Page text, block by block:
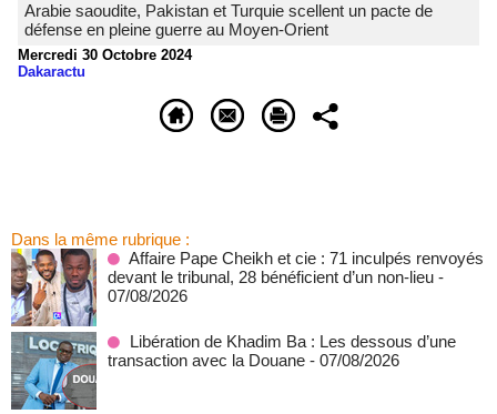
Arabie saoudite, Pakistan et Turquie scellent un pacte de
défense en pleine guerre au Moyen-Orient
Mercredi 30 Octobre 2024
Dakaractu
Dans la même rubrique :
Affaire Pape Cheikh et cie : 71 inculpés renvoyés
devant le tribunal, 28 bénéficient d’un non-lieu -
07/08/2026
Libération de Khadim Ba : Les dessous d’une
transaction avec la Douane - 07/08/2026